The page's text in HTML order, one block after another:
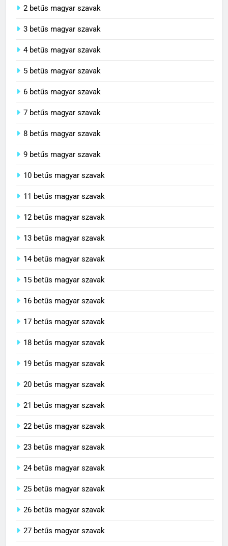
2 betűs magyar szavak
3 betűs magyar szavak
4 betűs magyar szavak
5 betűs magyar szavak
6 betűs magyar szavak
7 betűs magyar szavak
8 betűs magyar szavak
9 betűs magyar szavak
10 betűs magyar szavak
11 betűs magyar szavak
12 betűs magyar szavak
13 betűs magyar szavak
14 betűs magyar szavak
15 betűs magyar szavak
16 betűs magyar szavak
17 betűs magyar szavak
18 betűs magyar szavak
19 betűs magyar szavak
20 betűs magyar szavak
21 betűs magyar szavak
22 betűs magyar szavak
23 betűs magyar szavak
24 betűs magyar szavak
25 betűs magyar szavak
26 betűs magyar szavak
27 betűs magyar szavak